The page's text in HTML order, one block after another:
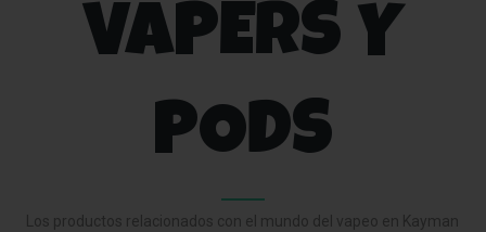
VAPERS Y
PODS
Los productos relacionados con el mundo del vapeo en Kayman